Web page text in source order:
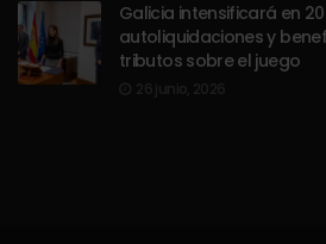
Galicia intensificará en
autoliquidaciones y
tributos sobre el juego